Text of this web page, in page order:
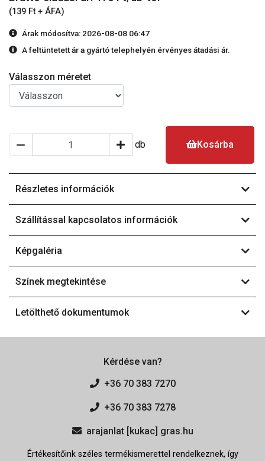
(139 Ft + ÁFA)
Árak módosítva: 2026-08-08 06:47
A feltüntetett ár a gyártó telephelyén érvényes átadási ár.
Válasszon méretet
db Kosárba
Részletes információk
Szállítással kapcsolatos információk
Képgaléria
Színek megtekintése
Letölthető dokumentumok
Kérdése van?
+36 70 383 7270
+36 70 383 7278
arajanlat [kukac] gras.hu
Értékesítőink széles termékismerettel rendelkeznek, így